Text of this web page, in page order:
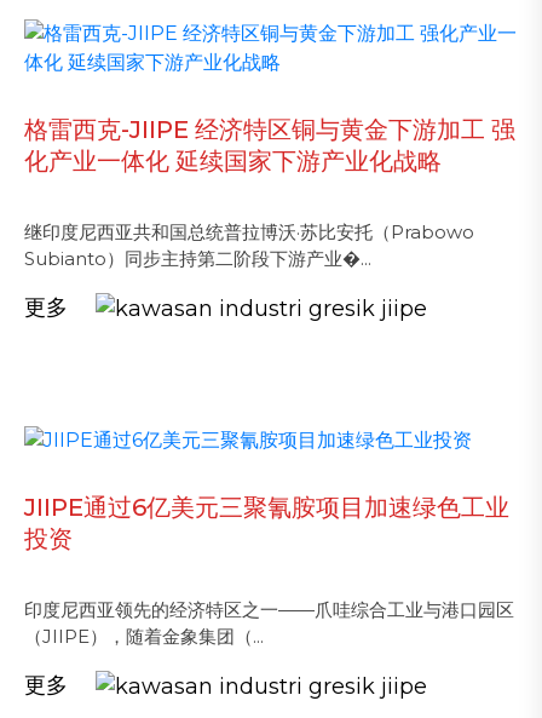
格雷西克-JIIPE 经济特区铜与黄金下游加工 强
化产业一体化 延续国家下游产业化战略
继印度尼西亚共和国总统普拉博沃·苏比安托（Prabowo
Subianto）同步主持第二阶段下游产业�...
更多
JIIPE通过6亿美元三聚氰胺项目加速绿色工业
投资
印度尼西亚领先的经济特区之一——爪哇综合工业与港口园区
（JIIPE），随着金象集团（...
更多